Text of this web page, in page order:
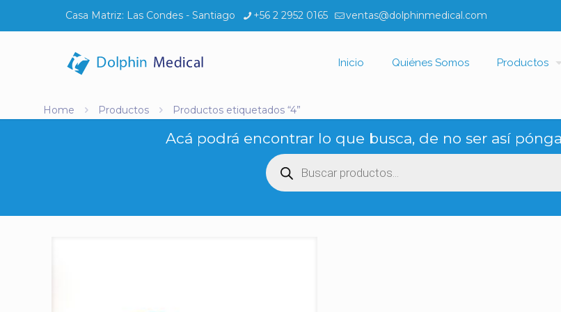
Casa Matriz: Las Condes - Santiago +56 2 2952 0165 ventas@dolphinmedical.com
Inicio Quiénes Somos Productos
Home Productos Productos etiquetados “4”
Acá podrá encontrar lo que busca, de no ser así
Búsqueda
de
productos